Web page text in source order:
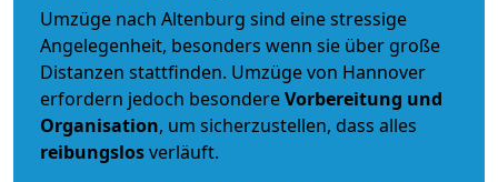
Umzüge nach Altenburg sind eine stressige
Angelegenheit, besonders wenn sie über große
Distanzen stattfinden. Umzüge von Hannover
erfordern jedoch besondereVorbereitung und
Organisation, um sicherzustellen, dass alles
reibungslosverläuft.